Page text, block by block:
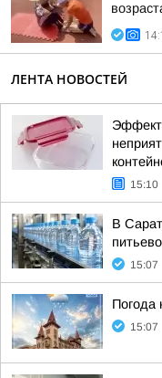
ЛЕНТА НОВОСТЕЙ
15:10
В
15:07
Погода
15:07